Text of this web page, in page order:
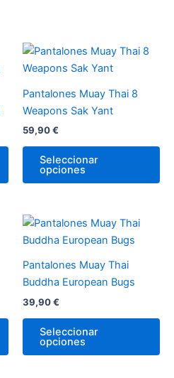
Este
producto
múltiples
variantes.
Las
opciones
pueden
producto
Pantalones Muay Thai 8
Weapons Sak Yant
59,90€
Seleccionar
opciones
Este
producto
múltiples
variantes.
Las
opciones
pueden
Pantalones Muay Thai
Buddha European Bugs
39,90€
Seleccionar
opciones